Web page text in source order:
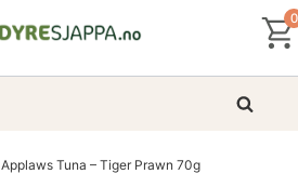
0
Søk
Applaws Tuna – Tiger Prawn 70g